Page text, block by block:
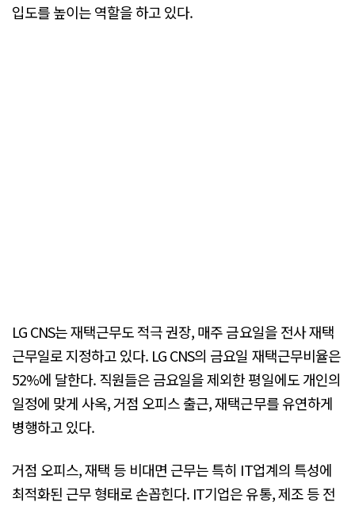
입도를 높이는 역할을 하고 있다.
LG CNS는 재택근무도 적극 권장, 매주 금요일을 전사 재택
근무일로 지정하고 있다. LG CNS의 금요일 재택근무비율은
52%에 달한다. 직원들은 금요일을 제외한 평일에도 개인의
일정에 맞게 사옥, 거점 오피스 출근, 재택근무를 유연하게
병행하고 있다.
거점 오피스, 재택 등 비대면 근무는 특히 IT업계의 특성에
최적화된 근무 형태로 손꼽힌다. IT기업은 유통, 제조 등 전